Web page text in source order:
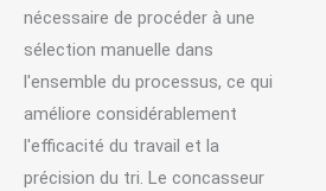
nécessaire de procéder à une
sélection manuelle dans
l'ensemble du processus, ce qui
améliore considérablement
l'efficacité du travail et la
précision du tri. Le concasseur